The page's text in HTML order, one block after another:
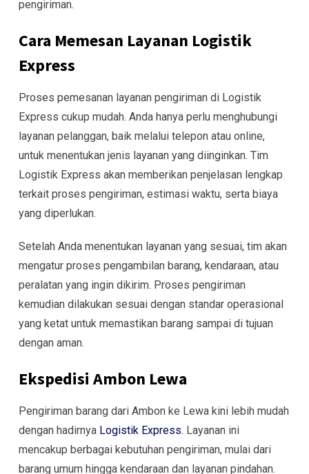
pengiriman.
Cara Memesan Layanan Logistik
Express
Proses pemesanan layanan pengiriman di Logistik
Express cukup mudah. Anda hanya perlu menghubungi
layanan pelanggan, baik melalui telepon atau online,
untuk menentukan jenis layanan yang diinginkan. Tim
Logistik Express akan memberikan penjelasan lengkap
terkait proses pengiriman, estimasi waktu, serta biaya
yang diperlukan.
Setelah Anda menentukan layanan yang sesuai, tim akan
mengatur proses pengambilan barang, kendaraan, atau
peralatan yang ingin dikirim. Proses pengiriman
kemudian dilakukan sesuai dengan standar operasional
yang ketat untuk memastikan barang sampai di tujuan
dengan aman.
Ekspedisi Ambon Lewa
Pengiriman barang dari Ambon ke Lewa kini lebih mudah
dengan hadirnya Logistik Express. Layanan ini
mencakup berbagai kebutuhan pengiriman, mulai dari
barang umum hingga kendaraan dan layanan pindahan.